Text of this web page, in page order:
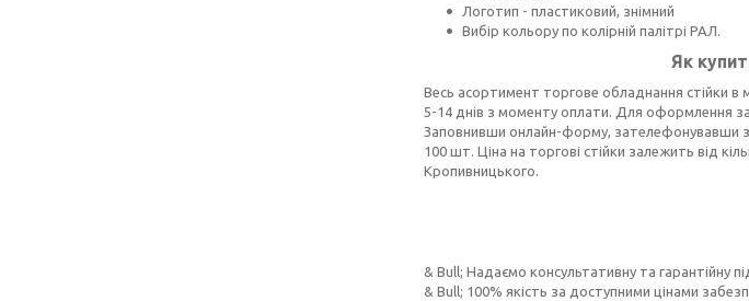
Логотип - пластиковий, знімний
Вибір кольору по колірній палітрі РАЛ.
Як
Весь асортимент торгове обладнання стійки в
5-14 днів з моменту оплати. Для оформлення
Заповнивши онлайн-форму, зателефонувавши
100 шт. Ціна на торгові стійки залежить від
Кропивницького.
& Bull; Надаємо консультативну та гарантійну
& Bull; 100% якість за доступними цінами